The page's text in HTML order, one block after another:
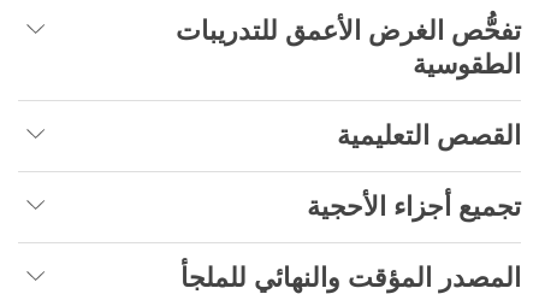
تفحُّص الغرض الأعمق للتدريبات
الطقوسية
القصص التعليمية
تجميع أجزاء الأحجية
المصدر المؤقت والنهائي للملجأ